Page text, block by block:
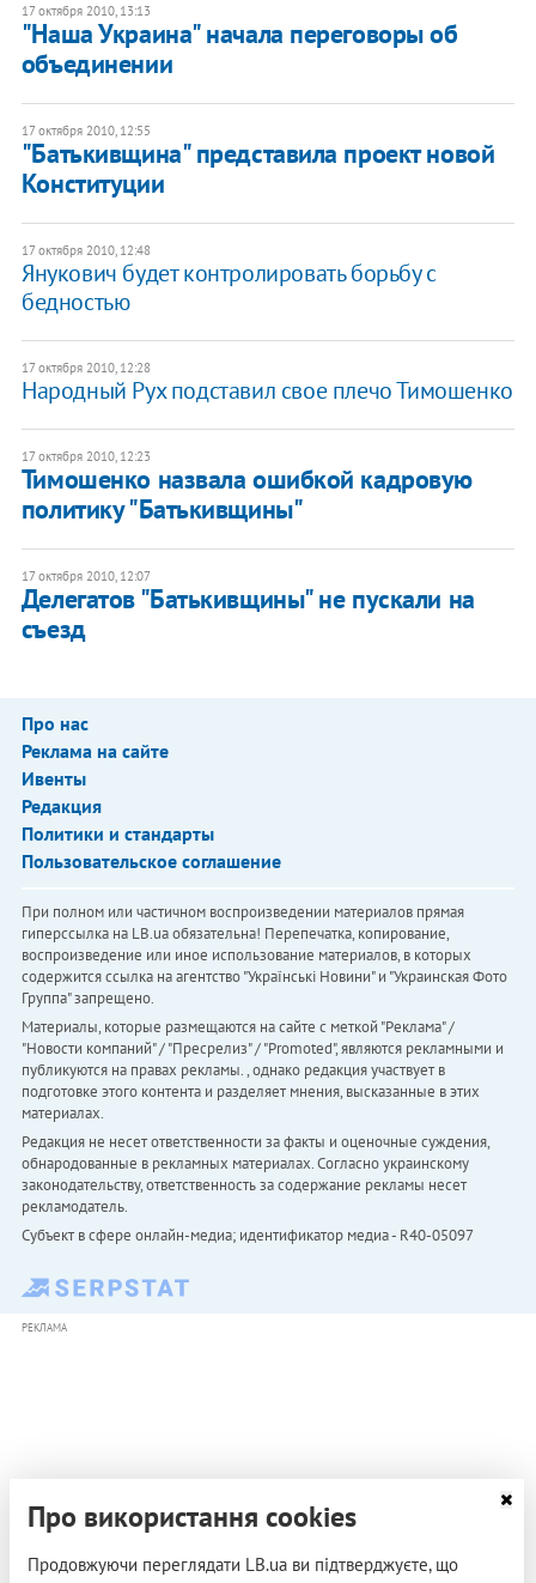
17 октября 2010, 13:13
"Наша Украина" начала переговоры об
объединении
17 октября 2010, 12:55
"Батькивщина" представила проект новой
Конституции
17 октября 2010, 12:48
Янукович будет контролировать борьбу с
бедностью
17 октября 2010, 12:28
Народный Рух подставил свое плечо Тимошенко
17 октября 2010, 12:23
Тимошенко назвала ошибкой кадровую
политику "Батькивщины"
17 октября 2010, 12:07
Делегатов "Батькивщины" не пускали на
съезд
Про нас
Реклама на сайте
Ивенты
Редакция
Политики и стандарты
Пользовательское соглашение
При полном или частичном воспроизведении материалов прямая
гиперссылка на LB.ua обязательна! Перепечатка, копирование,
воспроизведение или иное использование материалов, в которых
содержится ссылка на агентство "Українськi Новини" и "Украинская Фото
Группа" запрещено.
Материалы, которые размещаются на сайте с меткой "Реклама" /
"Новости компаний" / "Пресрелиз" / "Promoted", являются рекламными и
публикуются на правах рекламы. , однако редакция участвует в
подготовке этого контента и разделяет мнения, высказанные в этих
материалах.
Редакция не несет ответственности за факты и оценочные суждения,
обнародованные в рекламных материалах. Согласно украинскому
законодательству, ответственность за содержание рекламы несет
рекламодатель.
Субъект в сфере онлайн-медиа; идентификатор медиа - R40-05097
РЕКЛАМА
Про використання cookies
Продовжуючи переглядати LB.ua ви підтверджуєте, що